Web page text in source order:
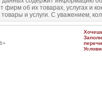
об их товарах, услугах и
и услуги. С уважением,